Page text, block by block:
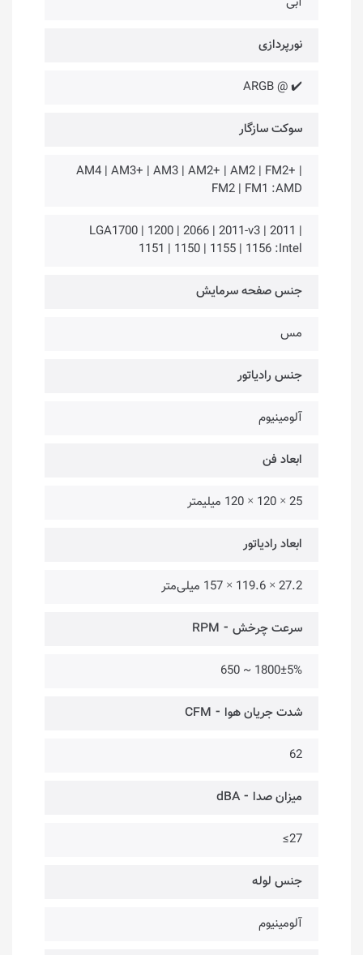
نورپردازی
✔️ @ ARGB
سوکت سازگار
AM4 | AM3+ | AM3 | AM2+ | AM2 | FM2+ |
FM2 | FM1 :AMD
LGA1700 | 1200 | 2066 | 2011-v3 | 2011 |
1151 | 1150 | 1155 | 1156 :Intel
جنس صفحه سرمایش
مس
جنس رادیاتور
آلومینیوم
ابعاد فن
25 × 120 × 120 میلیمتر
ابعاد رادیاتور
27.2 × 119.6 × 157 میلی‌متر
سرعت چرخش ⁃ RPM
1800±5% ~ 650
شدت جریان هوا ⁃ CFM
62
میزان صدا ⁃ dBA
27≥
جنس لوله
آلومینیوم